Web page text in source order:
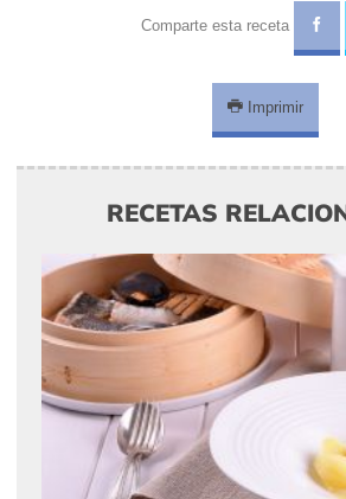
Comparte esta receta
Imprimir
RECETAS